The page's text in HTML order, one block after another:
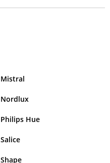
Mistral
Nordlux
Philips Hue
Salice
Shape